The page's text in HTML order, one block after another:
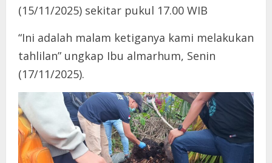
(15/11/2025) sekitar pukul 17.00 WIB
“Ini adalah malam ketiganya kami melakukan
tahlilan” ungkap Ibu almarhum, Senin
(17/11/2025).